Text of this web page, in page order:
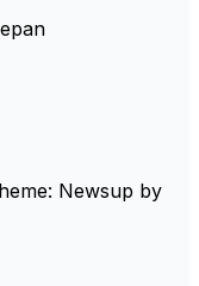
Newsup by